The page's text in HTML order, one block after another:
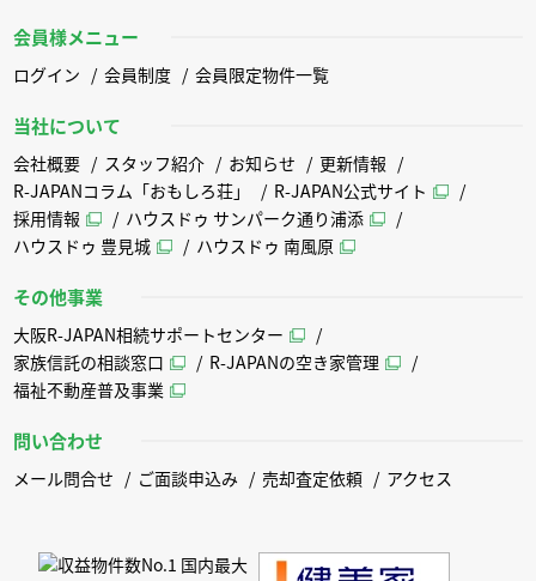
会員様メニュー
ログイン 会員制度 会員限定物件一覧
当社について
会社概要 スタッフ紹介 お知らせ
更新情報
R-JAPANコラム「おもしろ荘」
R-JAPAN公式サイト
採用情報
ハウスドゥ サンパーク通り浦添
ハウスドゥ 豊見城
ハウスドゥ 南風原
その他事業
大阪R-JAPAN相続サポートセンター
家族信託の相談窓口
R-JAPANの空き家管理
福祉不動産普及事業
問い合わせ
メール問合せ ご面談申込み 売却査定依頼 アクセス